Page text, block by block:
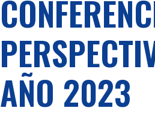
AÑO 2023